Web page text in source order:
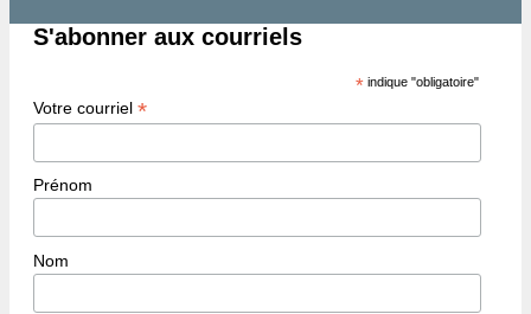
S'abonner aux courriels
* indique "obligatoire"
Votre courriel *
Prénom
Nom